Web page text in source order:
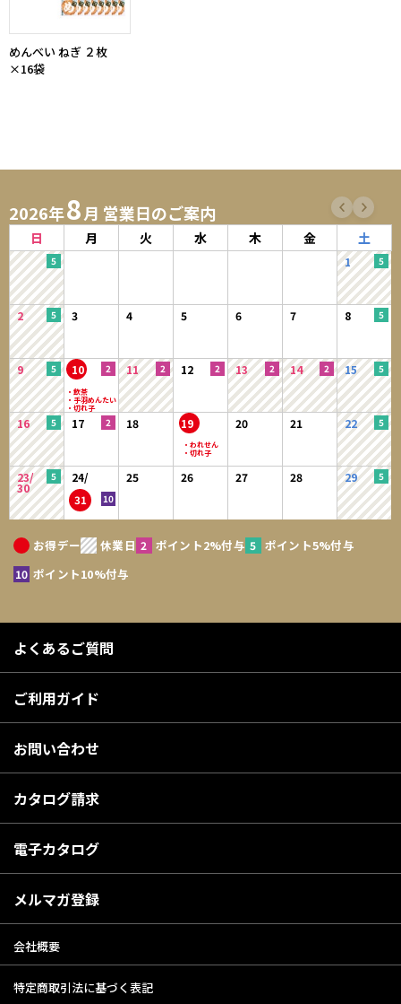
めんべい ねぎ ２枚
×16袋
2026年8月 営業日のご案内
日 月 火 水 木 金 土
1
2 3 4 5 6 7 8
9 10 11 12 13 14 15
16 17 18 19 20 21 22
23/
30
24/
31
25 26 27 28 29
お得デー 休業日 ポイント2%付与
ポイント5%付与
ポイント10%付与
よくあるご質問
ご利用ガイド
お問い合わせ
カタログ請求
電子カタログ
メルマガ登録
会社概要
特定商取引法に基づく表記